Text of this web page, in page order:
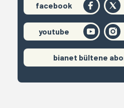
facebook
youtube
bianet bültene